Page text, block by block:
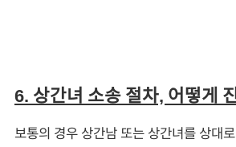
6. 상간녀 소송 절차, 어떻게
보통의 경우 상간남 또는 상간녀를 상대